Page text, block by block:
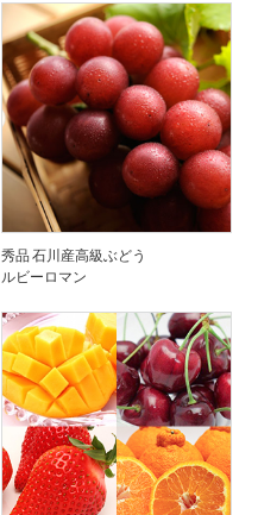
秀品 石川産高級ぶどう
ルビーロマン